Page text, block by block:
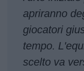
apriranno
giocatori
tempo.
scelto va